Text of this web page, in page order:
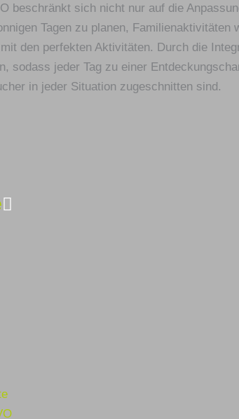
beschränkt sich nicht nur auf die
Tagen zu planen,
den perfekten Aktivitäten. Durch die
sodass jeder Tag zu einer
in jeder Situation zugeschnitten sind.